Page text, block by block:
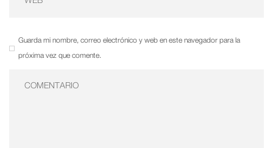
Guarda mi nombre, correo electrónico y web en este navegador para la
próxima vez que comente.